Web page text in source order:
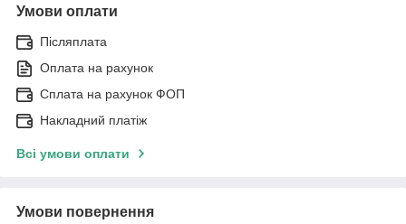
Умови оплати
Післяплата
Оплата на рахунок
Сплата на рахунок ФОП
Накладний платіж
Всі умови оплати
Умови повернення